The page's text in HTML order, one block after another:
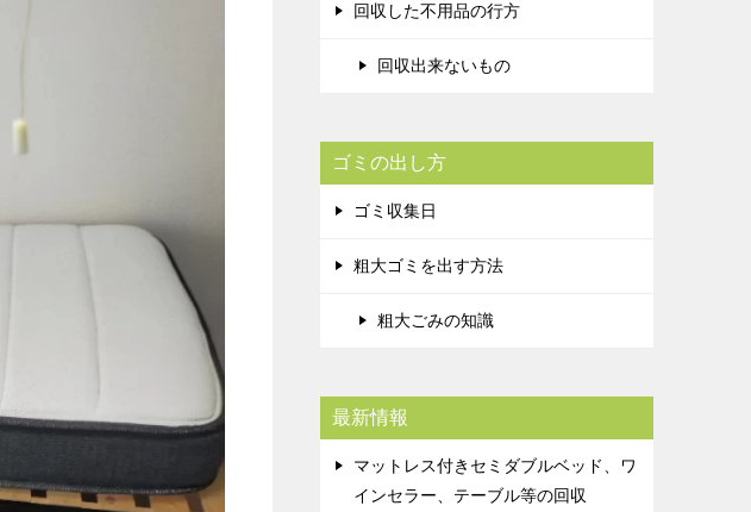
回収した不用品の行方
回収出来ないもの
ゴミの出し方
ゴミ収集日
粗大ゴミを出す方法
粗大ごみの知識
最新情報
マットレス付きセミダブルベッド、ワ
インセラー、テーブル等の回収